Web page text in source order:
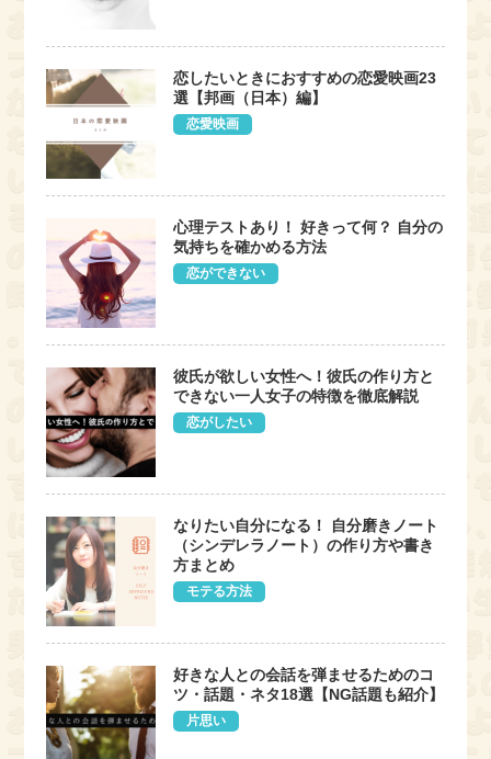
恋したいときにおすすめの恋愛映画23
選【邦画（日本）編】
恋愛映画
心理テストあり！ 好きって何？ 自分の
気持ちを確かめる方法
恋ができない
彼氏が欲しい女性へ！彼氏の作り方と
できない一人女子の特徴を徹底解説
恋がしたい
なりたい自分になる！ 自分磨きノート
（シンデレラノート）の作り方や書き
方まとめ
モテる方法
好きな人との会話を弾ませるためのコ
ツ・話題・ネタ18選【NG話題も紹介】
片思い